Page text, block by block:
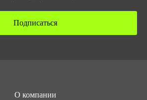
Подписаться
О компании